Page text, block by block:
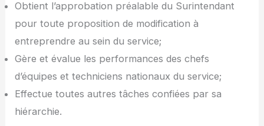
Obtient l’approbation préalable du Surintendant
pour toute proposition de modification à
entreprendre au sein du service;
Gère et évalue les performances des chefs
d’équipes et techniciens nationaux du service;
Effectue toutes autres tâches confiées par sa
hiérarchie.